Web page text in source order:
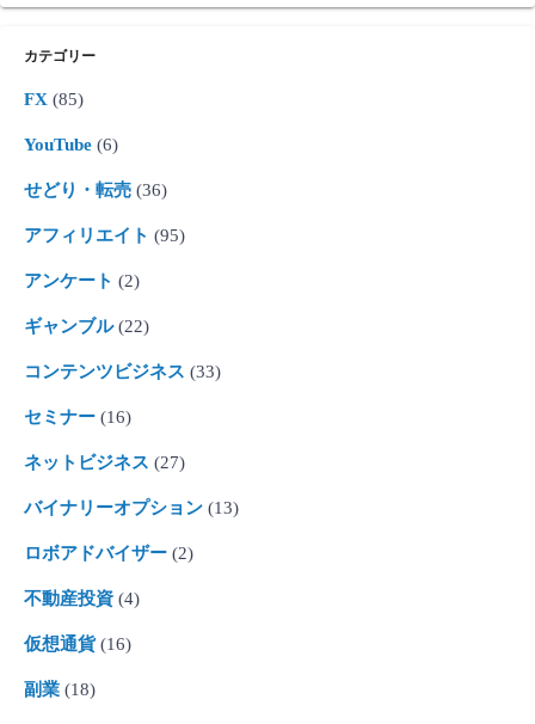
カテゴリー
FX (85)
YouTube (6)
せどり・転売 (36)
アフィリエイト (95)
アンケート (2)
ギャンブル(22)
コンテンツビジネス (33)
セミナー (16)
ネットビジネス (27)
バイナリーオプション (13)
ロボアドバイザー (2)
不動産投資 (4)
仮想通貨(16)
副業 (18)